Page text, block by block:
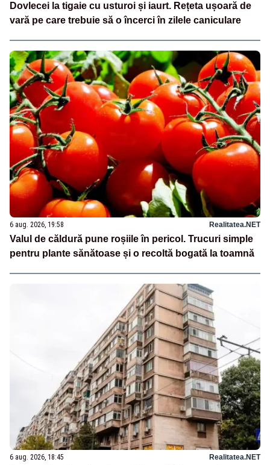
Dovlecei la tigaie cu usturoi și iaurt. Rețeta ușoară de
vară pe care trebuie să o încerci în zilele caniculare
6 aug. 2026, 19:58 Realitatea.NET
Valul de căldură pune roșiile în pericol. Trucuri simple
pentru plante sănătoase și o recoltă bogată la toamnă
6 aug. 2026, 18:45 Realitatea.NET